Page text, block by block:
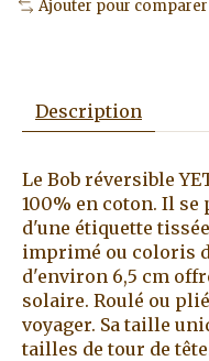
Ajouter pour comparer
Description
Le Bob réversible
100% en coton. Il se
d'une étiquette
imprimé ou coloris
d'environ 6,5 cm
solaire. Roulé ou
voyager. Sa taille
tailles de tour de